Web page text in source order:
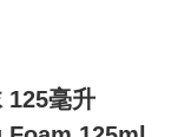
125毫升